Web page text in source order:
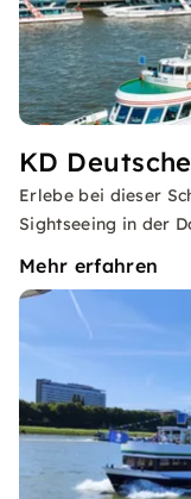
KD
Erlebe bei dieser
Sightseeing in der
Mehr erfahren